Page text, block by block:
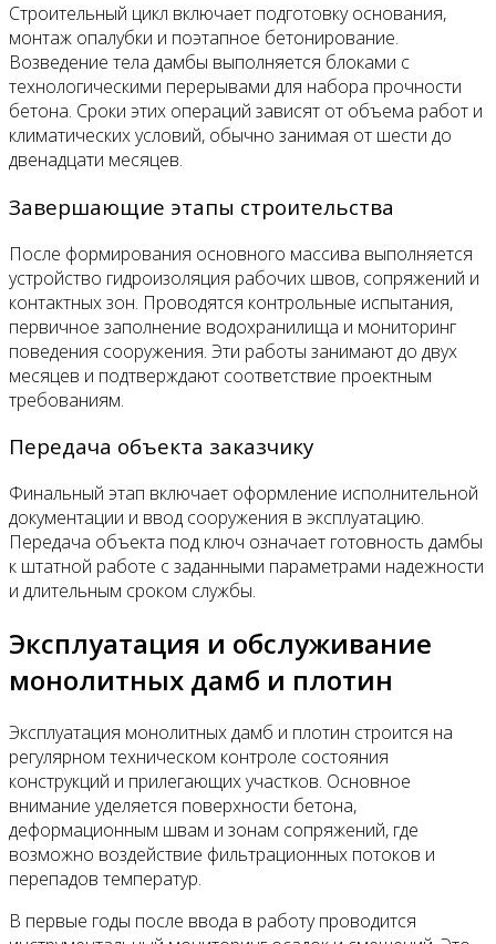
Строительный цикл включает подготовку основания,
монтаж опалубки и поэтапное бетонирование.
Возведение тела дамбы выполняется блоками с
технологическими перерывами для набора прочности
бетона. Сроки этих операций зависят от объема работ и
климатических условий, обычно занимая от шести до
двенадцати месяцев.
Завершающие этапы строительства
После формирования основного массива выполняется
устройство гидроизоляция рабочих швов, сопряжений и
контактных зон. Проводятся контрольные испытания,
первичное заполнение водохранилища и мониторинг
поведения сооружения. Эти работы занимают до двух
месяцев и подтверждают соответствие проектным
требованиям.
Передача объекта заказчику
Финальный этап включает оформление исполнительной
документации и ввод сооружения в эксплуатацию.
Передача объекта под ключ означает готовность дамбы
к штатной работе с заданными параметрами надежности
и длительным сроком службы.
Эксплуатация и обслуживание
монолитных дамб и плотин
Эксплуатация монолитных дамб и плотин строится на
регулярном техническом контроле состояния
конструкций и прилегающих участков. Основное
внимание уделяется поверхности бетона,
деформационным швам и зонам сопряжений, где
возможно воздействие фильтрационных потоков и
перепадов температур.
В первые годы после ввода в работу проводится